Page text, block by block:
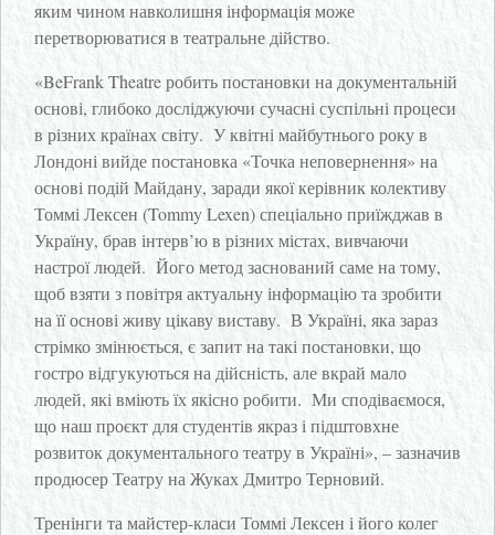
яким чином навколишня інформація може
перетворюватися в театральне дійство.
«BeFrank Theatre робить постановки на документальній
основі, глибоко досліджуючи сучасні суспільні процеси
в різних країнах світу. У квітні майбутнього року в
Лондоні вийде постановка «Точка неповернення» на
основі подій Майдану, заради якої керівник колективу
Томмі Лексен (Tommy Lexen) спеціально приїжджав в
Україну, брав інтерв’ю в різних містах, вивчаючи
настрої людей. Його метод заснований саме на тому,
щоб взяти з повітря актуальну інформацію та зробити
на її основі живу цікаву виставу. В Україні, яка зараз
стрімко змінюється, є запит на такі постановки, що
гостро відгукуються на дійсність, але вкрай мало
людей, які вміють їх якісно робити. Ми сподіваємося,
що наш проєкт для студентів якраз і підштовхне
розвиток документального театру в Україні», – зазначив
продюсер Театру на Жуках Дмитро Терновий.
Тренінги та майстер-класи Томмі Лексен і його колег